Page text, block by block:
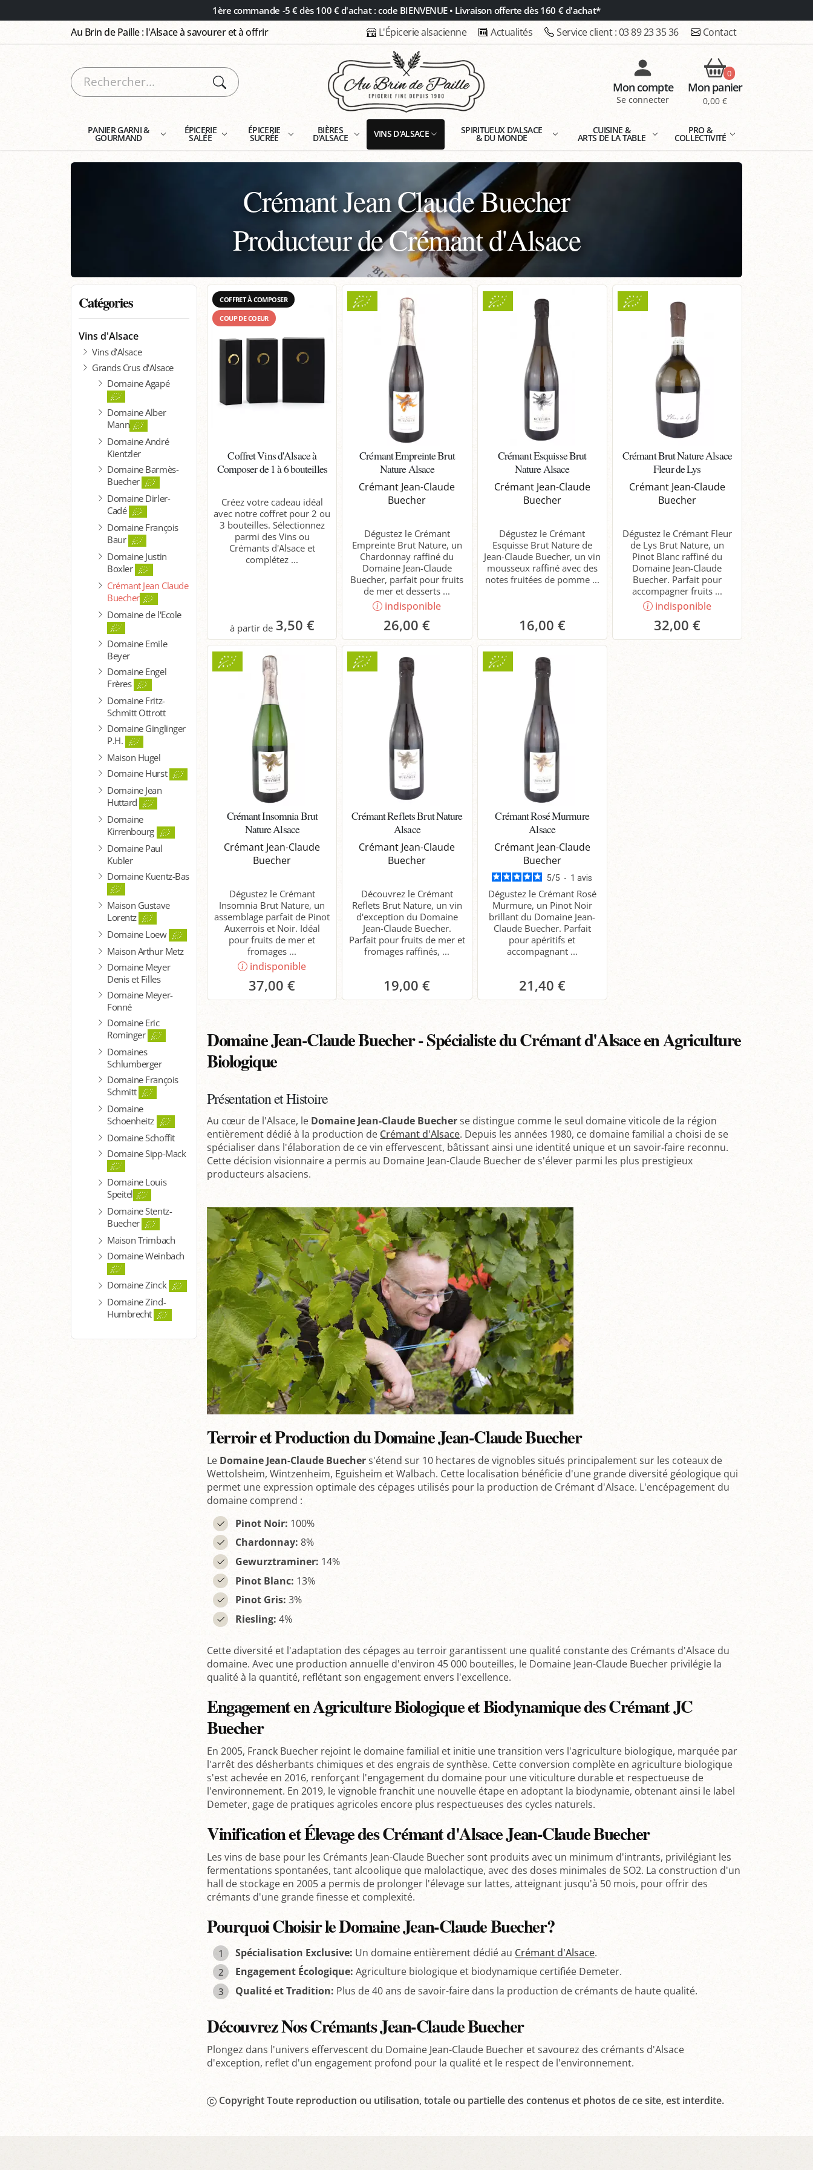
1ère commande -5 € dès 100 € d'achat : code BIENVENUE • Livraison offerte dès 160 € d'achat*
Au Brin de Paille : l'Alsace à savourer et à offrir L'Épicerie alsacienne Actualités Service client :03 89 23 35 36 Contact
Mon compte
Se connecter
0
Mon panier
0,00 €
PANIER GARNI &
GOURMAND
ÉPICERIE
SALÉE
ÉPICERIE
SUCRÉE
BIÈRES
D'ALSACE VINS D'ALSACE SPIRITUEUX D'ALSACE
& DU MONDE
CUISINE &
ARTS DE LA TABLE
PRO &
COLLECTIVITÉ
Crémant Jean Claude Buecher
Producteur de Crémant d'Alsace
Catégories
Vins d'Alsace
Vins d'Alsace
Grands Crus d'Alsace
Domaine Agapé
Domaine Alber
Mann
Domaine André
Kientzler
Domaine Barmès-
Buecher
Domaine Dirler-
Cadé
Domaine François
Baur
Domaine Justin
Boxler
Crémant Jean Claude
Buecher
Domaine de l'Ecole
Domaine Emile
Beyer
Domaine Engel
Frères
Domaine Fritz-
Schmitt Ottrott
Domaine Ginglinger
P.H.
Maison Hugel
Domaine Hurst
Domaine Jean
Huttard
Domaine
Kirrenbourg
Domaine Paul
Kubler
Domaine Kuentz-Bas
Maison Gustave
Lorentz
Domaine Loew
Maison Arthur Metz
Domaine Meyer
Denis et Filles
Domaine Meyer-
Fonné
Domaine Eric
Rominger
Domaines
Schlumberger
Domaine François
Schmitt
Domaine
Schoenheitz
Domaine Schoffit
Domaine Sipp-Mack
Domaine Louis
Speitel
Domaine Stentz-
Buecher
Maison Trimbach
Domaine Weinbach
Domaine Zinck
Domaine Zind-
Humbrecht
COFFRET À COMPOSER
COUP DE COEUR
Coffret Vins d'Alsace à
Composer de 1 à 6 bouteilles
Créez votre cadeau idéal
avec notre coffret pour 2 ou
3 bouteilles. Sélectionnez
parmi des Vins ou
Crémants d'Alsace et
complétez ...
3,50 €
Panier
Crémant Empreinte Brut
Nature Alsace
Crémant Jean-Claude
Buecher
Dégustez le Crémant
Empreinte Brut Nature, un
Chardonnay raffiné du
Domaine Jean-Claude
Buecher, parfait pour fruits
de mer et desserts ...
indisponible
26,00 €
Crémant Esquisse Brut
Nature Alsace
Crémant Jean-Claude
Buecher
Dégustez le Crémant
Esquisse Brut Nature de
Jean-Claude Buecher, un vin
mousseux raffiné avec des
notes fruitées de pomme ...
16,00 €
Crémant Brut Nature Alsace
Fleur de Lys
Crémant Jean-Claude
Buecher
Dégustez le Crémant Fleur
de Lys Brut Nature, un
Pinot Blanc raffiné du
Domaine Jean-Claude
Buecher. Parfait pour
accompagner fruits ...
indisponible
32,00 €
Crémant Insomnia Brut
Nature Alsace
Crémant Jean-Claude
Buecher
Dégustez le Crémant
Insomnia Brut Nature, un
assemblage parfait de Pinot
Auxerrois et Noir. Idéal
pour fruits de mer et
fromages ...
indisponible
37,00 €
Crémant Reflets Brut Nature
Alsace
Crémant Jean-Claude
Buecher
Découvrez le Crémant
Reflets Brut Nature, un vin
d'exception du Domaine
Jean-Claude Buecher.
Parfait pour fruits de mer et
fromages raffinés, ...
19,00 €
Crémant Rosé Murmure
Alsace
Crémant Jean-Claude
Buecher
5/5 - 1avis
Dégustez le Crémant Rosé
Murmure, un Pinot Noir
brillant du Domaine Jean-
Claude Buecher. Parfait
pour apéritifs et
accompagnant ...
21,40 €
Domaine Jean-Claude Buecher - Spécialiste du Crémant d'Alsace en Agriculture
Biologique
Présentation et Histoire
Au cœur de l'Alsace, le Domaine Jean-Claude Buecherse distingue comme le seul domaine viticole de la région
entièrement dédié à la production de Crémant d'Alsace. Depuis les années 1980, ce domaine familial a choisi de se
spécialiser dans l'élaboration de ce vin effervescent, bâtissant ainsi une identité unique et un savoir-faire reconnu.
Cette décision visionnaire a permis au Domaine Jean-Claude Buecher de s'élever parmi les plus prestigieux
producteurs alsaciens.
Terroir et Production du Domaine Jean-Claude Buecher
Le Domaine Jean-Claude Buechers'étend sur 10 hectares de vignobles situés principalement sur les coteaux de
Wettolsheim, Wintzenheim, Eguisheim et Walbach. Cette localisation bénéficie d'une grande diversité géologique qui
permet une expression optimale des cépages utilisés pour la production de Crémant d'Alsace. L'encépagement du
domaine comprend :
Pinot Noir: 100%
Chardonnay: 8%
Gewurztraminer: 14%
Pinot Blanc: 13%
Pinot Gris: 3%
Riesling: 4%
Cette diversité et l'adaptation des cépages au terroir garantissent une qualité constante des Crémants d'Alsace du
domaine. Avec une production annuelle d'environ 45 000 bouteilles, le Domaine Jean-Claude Buecher privilégie la
qualité à la quantité, reflétant son engagement envers l'excellence.
Engagement en Agriculture Biologique et Biodynamique des Crémant JC
Buecher
En 2005, Franck Buecher rejoint le domaine familial et initie une transition vers l'agriculture biologique, marquée par
l'arrêt des désherbants chimiques et des engrais de synthèse. Cette conversion complète en agriculture biologique
s'est achevée en 2016, renforçant l'engagement du domaine pour une viticulture durable et respectueuse de
l'environnement. En 2019, le vignoble franchit une nouvelle étape en adoptant la biodynamie, obtenant ainsi le label
Demeter, gage de pratiques agricoles encore plus respectueuses des cycles naturels.
Vinification et Élevage des Crémant d'Alsace Jean-Claude Buecher
Les vins de base pour les Crémants Jean-Claude Buecher sont produits avec un minimum d'intrants, privilégiant les
fermentations spontanées, tant alcoolique que malolactique, avec des doses minimales de SO2. La construction d'un
hall de stockage en 2005 a permis de prolonger l'élevage sur lattes, atteignant jusqu'à 50 mois, pour offrir des
crémants d'une grande finesse et complexité.
Pourquoi Choisir le Domaine Jean-Claude Buecher?
Spécialisation Exclusive: Un domaine entièrement dédié au Crémant d'Alsace.
Engagement Écologique: Agriculture biologique et biodynamique certifiée Demeter.
Qualité et Tradition: Plus de 40 ans de savoir-faire dans la production de crémants de haute qualité.
Découvrez Nos Crémants Jean-Claude Buecher
Plongez dans l'univers effervescent du Domaine Jean-Claude Buecher et savourez des crémants d'Alsace
d'exception, reflet d'un engagement profond pour la qualité et le respect de l'environnement.
Copyright Toute reproduction ou utilisation, totale ou partielle des contenus et photos de ce site, est interdite.